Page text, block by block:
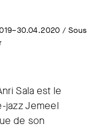
/ Sous
Sala est le
jazz Jemeel
de son